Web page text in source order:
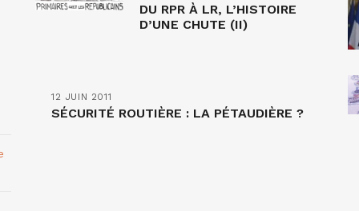
DU RPR À LR, L’HISTOIRE
D’UNE CHUTE (II)
12 JUIN 2011
SÉCURITÉ ROUTIÈRE : LA PÉTAUDIÈRE ?